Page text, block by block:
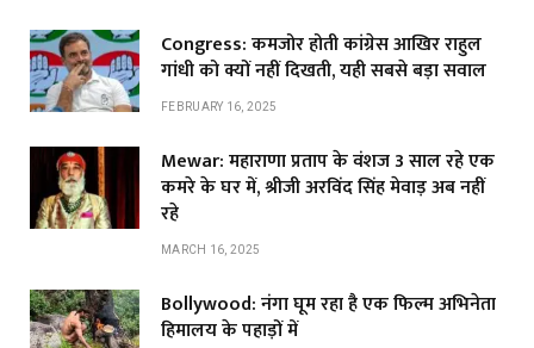
Congress: कमजोर होती कांग्रेस आखिर राहुल
गांधी को क्यों नहीं दिखती, यही सबसे बड़ा सवाल
FEBRUARY 16, 2025
Mewar: महाराणा प्रताप के वंशज 3 साल रहे एक
कमरे के घर में, श्रीजी अरविंद सिंह मेवाड़ अब नहीं
रहे
MARCH 16, 2025
Bollywood: नंगा घूम रहा है एक फिल्म अभिनेता
हिमालय के पहाड़ों में